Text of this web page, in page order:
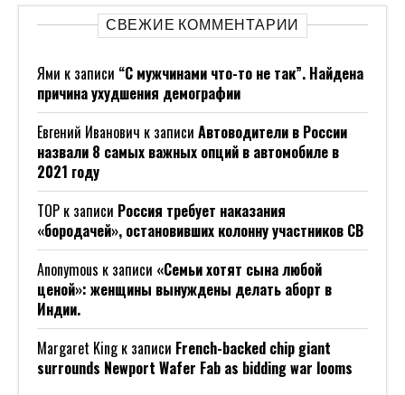
СВЕЖИЕ КОММЕНТАРИИ
Ями к записи “С мужчинами что-то не так”. Найдена
причина ухудшения демографии
Евгений Иванович к записи Автоводители в России
назвали 8 самых важных опций в автомобиле в
2021 году
ТОР к записи Россия требует наказания
«бородачей», остановивших колонну участников СВ
Anonymous к записи «Семьи хотят сына любой
ценой»: женщины вынуждены делать аборт в
Индии.
Margaret Kingк записи French-backed chip giant
surrounds Newport Wafer Fab as bidding war looms